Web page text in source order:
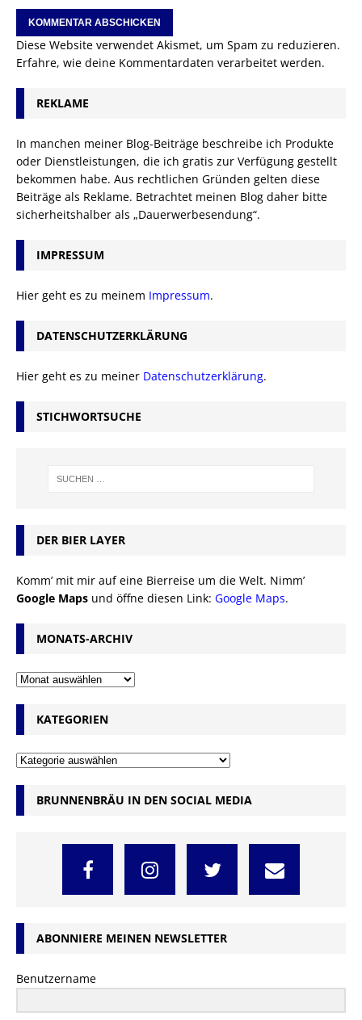
Diese Website verwendet Akismet, um Spam zu reduzieren.
Erfahre, wie deine Kommentardaten verarbeitet werden.
REKLAME
In manchen meiner Blog-Beiträge beschreibe ich Produkte
oder Dienstleistungen, die ich gratis zur Verfügung gestellt
bekommen habe. Aus rechtlichen Gründen gelten diese
Beiträge als Reklame. Betrachtet meinen Blog daher bitte
sicherheitshalber als „Dauerwerbesendung“.
IMPRESSUM
Hier geht es zu meinem Impressum.
DATENSCHUTZERKLÄRUNG
Hier geht es zu meiner Datenschutzerklärung.
STICHWORTSUCHE
DER BIER LAYER
Komm’ mit mir auf eine Bierreise um die Welt. Nimm’
Google Maps und öffne diesen Link: Google Maps.
MONATS-ARCHIV
KATEGORIEN
BRUNNENBRÄU IN DEN SOCIAL MEDIA
ABONNIERE MEINEN NEWSLETTER
Benutzername